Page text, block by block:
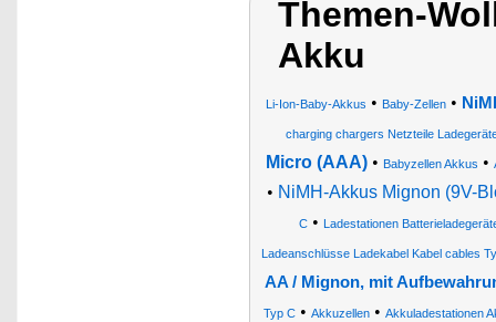
Themen-
Akku
Li-Ion-Baby-Akkus • Baby-Zellen•
charging chargers Netzteile
Micro (AAA)• Babyzellen Akkus •
• NiMH-Akkus Mignon (9V-
C• Ladestationen
Ladeanschlüsse Ladekabel Kabel cables
AA / Mignon, mit
Typ C• Akkuzellen• Akkuladestationen